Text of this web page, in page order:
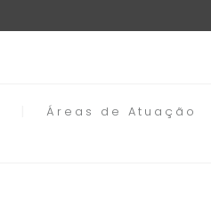
Áreas de Atuação